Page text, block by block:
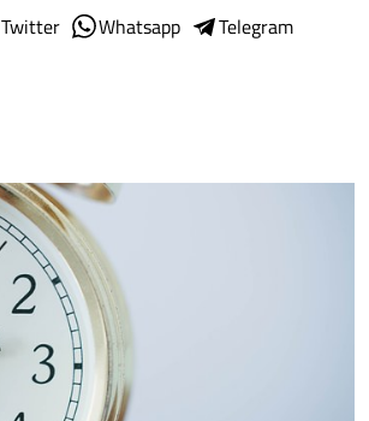
Twitter Whatsapp
Telegram